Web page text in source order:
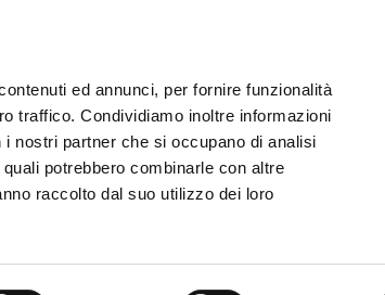
ed annunci, per fornire funzionalità
traffico. Condividiamo inoltre informazioni
nostri partner che si occupano di analisi
potrebbero combinarle con altre
raccolto dal suo utilizzo dei loro
THE GROUP CORPORATE GOVERNANCE